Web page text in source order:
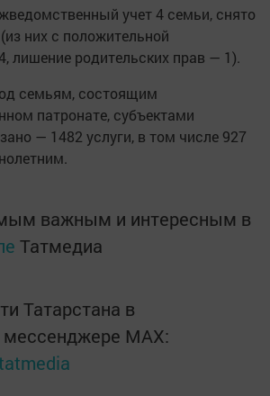
учет 4 семьи, снято
них с положительной
лишение родительских прав — 1).
семьям, состоящим
патронате, субъектами
— 1482 услуги, в том числе 927
важным и интересным в
Татмедиа
Татарстана в
MАХ: